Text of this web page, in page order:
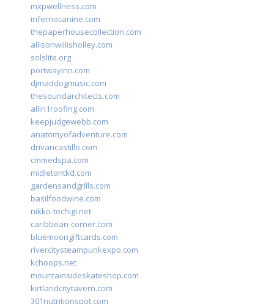
mxpwellness.com
infernocanine.com
thepaperhousecollection.com
allisonwillisholley.com
solslite.org
portwayinn.com
djmaddogmusic.com
thesoundarchitects.com
allin1roofing.com
keepjudgewebb.com
anatomyofadventure.com
drivancastillo.com
cmmedspa.com
midletontkd.com
gardensandgrills.com
basilfoodwine.com
nikko-tochigi.net
caribbean-corner.com
bluemoongiftcards.com
rivercitysteampunkexpo.com
kchoops.net
mountainsideskateshop.com
kirtlandcitytavern.com
301nutritionspot.com